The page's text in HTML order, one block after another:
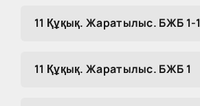
11 Құқық. Жаратылыс. БЖБ 1-1
11 Құқық. Жаратылыс. БЖБ 1